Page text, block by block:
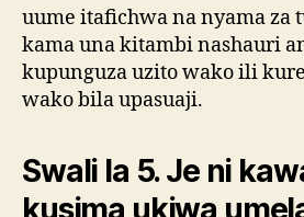
uume itafichwa na nyama za
kama una kitambi nashauri
kupunguza uzito wako ili
wako bila upasuaji.
Swali la 5. Je ni
kusima ukiwa